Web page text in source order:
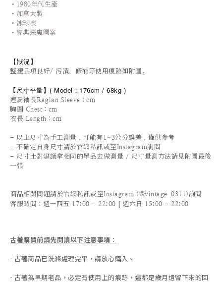
•1980年代生產
•加拿大製
•冰球衣
• 經典惡魔圖案
【狀況】
整體品項良好/ 污漬、修補等使用痕跡如附圖。
【 尺寸平量】 ( Model：176cm / 68kg )
連肩袖長Raglan Sleeve ：cm
胸圍 Chest：cm
衣長 Length：cm
- 以上尺寸為手工測量，可能有1~3公分誤差，僅供參考
- 不確定自身尺寸請於官網私訊或至Instagram詢問
- 尺寸比對建議拿相同的單品去做測量 / 尺寸量測方法請見附圖最後
一張
商品相關問題請於官網私訊或至Instagram (@vintage_0311)詢問
客服時間 ：週一四五 17:00 - 22:00 | 週六日 15:00 - 22:00
古著購買前請先閱讀以下注意事項 ：
- 古著商品已洗滌處理完畢，請放心購入。
- 古著為早期老品，必定有使用上的痕跡，這都是歲月遺留下來的回